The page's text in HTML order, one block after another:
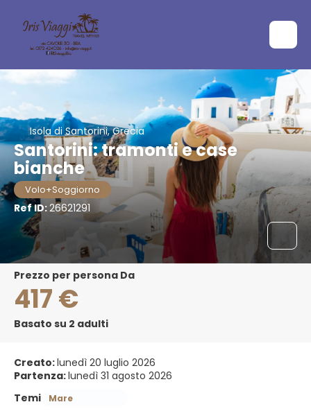
Isola di Santorini, Grecia
Santorini: tramonti e case
bianche
Volo+Soggiorno
Ref ID:26621291
Prezzo per persona Da
417 €
Basato su 2 adulti
Creato:lunedì 20 luglio 2026
Partenza:lunedì 31 agosto 2026
Temi
Mare